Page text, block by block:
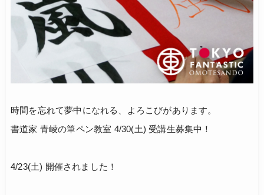
時間を忘れて夢中になれる、よろこびがあります。
書道家 青崚の筆ペン教室 4/30(土) 受講生募集中！
4/23(土) 開催されました！